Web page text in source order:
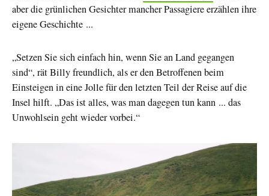
aber die grünlichen Gesichter mancher Passagiere erzählen ihre
eigene Geschichte ...
„Setzen Sie sich einfach hin, wenn Sie an Land gegangen
sind“, rät Billy freundlich, als er den Betroffenen beim
Einsteigen in eine Jolle für den letzten Teil der Reise auf die
Insel hilft. „Das ist alles, was man dagegen tun kann ... das
Unwohlsein geht wieder vorbei.“